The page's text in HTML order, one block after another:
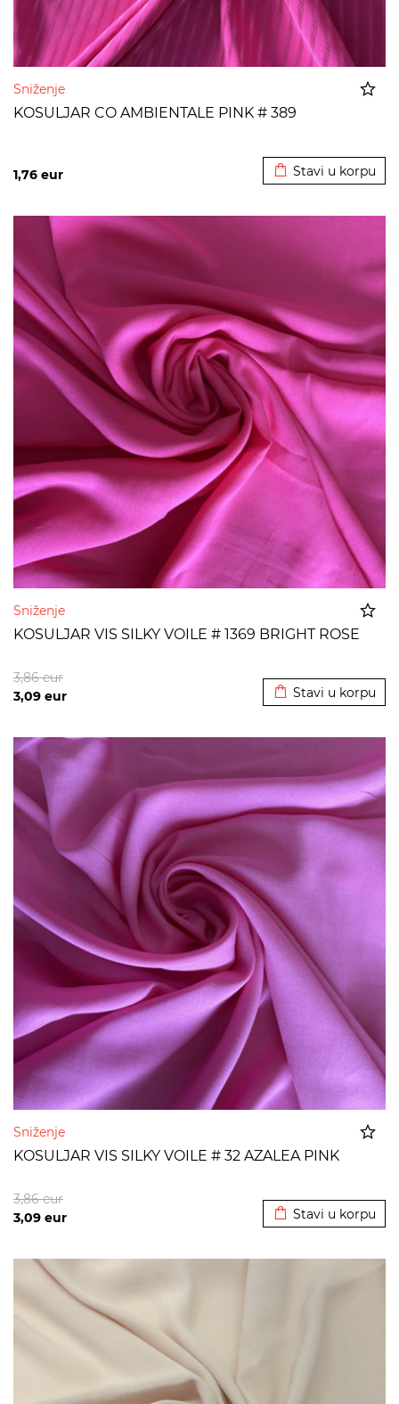
Sniženje
KOSULJAR CO AMBIENTALE PINK # 389
1,76 eur Stavi u korpu
Sniženje
KOSULJAR VIS SILKY VOILE # 1369 BRIGHT ROSE
3,09 eur
3,86eur
Stavi u korpu
Sniženje
KOSULJAR VIS SILKY VOILE # 32 AZALEA PINK
3,09 eur
3,86eur
Stavi u korpu